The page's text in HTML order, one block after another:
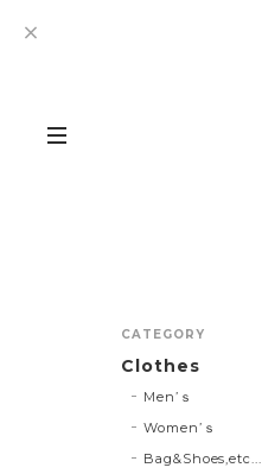
CATEGORY
Clothes
Men’ｓ
Women’ｓ
Bag&Shoes,etc...